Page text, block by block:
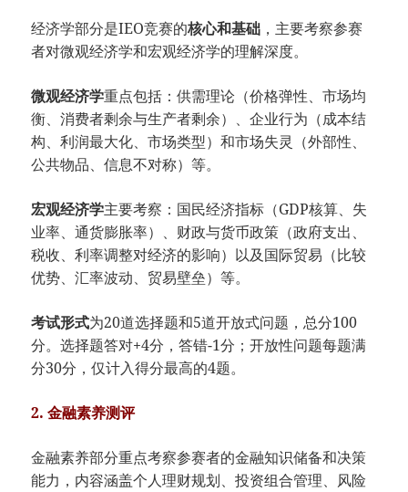
经济学部分是IEO竞赛的核心和基础 ，主要考察参赛
者对微观经济学和宏观经济学的理解深度。
微观经济学重点包括：供需理论（价格弹性、市场均
衡、消费者剩余与生产者剩余）、企业行为（成本结
构、利润最大化、市场类型）和市场失灵（外部性、
公共物品、信息不对称）等。
宏观经济学主要考察：国民经济指标（GDP核算、失
业率、通货膨胀率）、财政与货币政策（政府支出、
税收、利率调整对经济的影响）以及国际贸易（比较
优势、汇率波动、贸易壁垒）等。
考试形式为20道选择题和5道开放式问题，总分100
分。选择题答对+4分，答错-1分；开放性问题每题满
分30分，仅计入得分最高的4题。
2. 金融素养测评
金融素养部分重点考察参赛者的金融知识储备和决策
能力，内容涵盖个人理财规划、投资组合管理、风险